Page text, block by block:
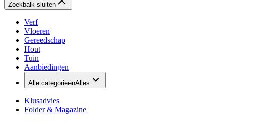
Zoekbalk sluiten
Verf
Vloeren
Gereedschap
Hout
Tuin
Aanbiedingen
Alle categorieënAlles
Klusadvies
Folder & Magazine